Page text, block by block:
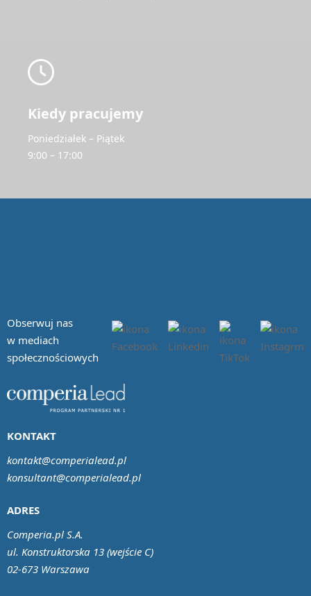
Kiedy pracujemy
Poniedziałek – Piątek
9:00 – 17:00
Obserwuj nas
w mediach
społecznościowych
ADRES
Comperia.pl S.A.
ul. Konstruktorska 13 (wejście C)
02-673 Warszawa
KONTAKT
kontakt@comperialead.pl
konsultant@comperialead.pl